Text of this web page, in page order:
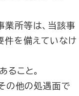
所等は、当該事
件を備えていなけ
こと。
の他の処遇面で